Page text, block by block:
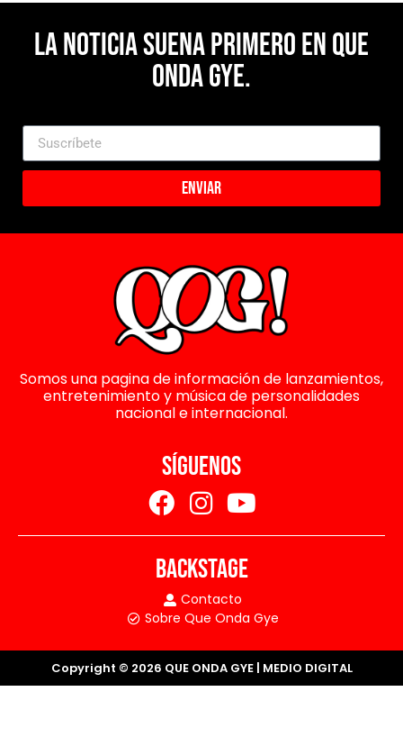
La noticia suena primero en Que
Onda Gye.
Enviar
Somos una pagina de información de lanzamientos,
entretenimiento y música de personalidades
nacional e internacional.
SÍGUENOS
BACKSTAGE
Contacto
Sobre Que Onda Gye
Copyright © 2026 QUE ONDA GYE | MEDIO DIGITAL